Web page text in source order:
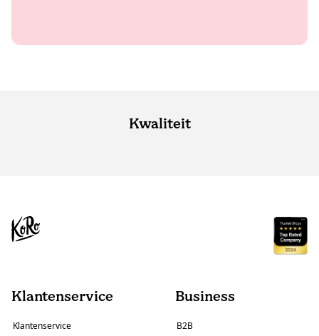
Kwaliteit
Klantenservice
Klantenservice
Business
B2B